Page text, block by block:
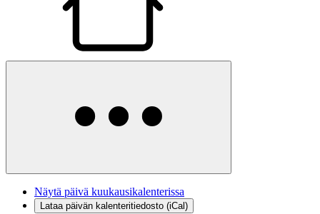
Näytä päivä kuukausikalenterissa
Lataa päivän kalenteritiedosto (iCal)